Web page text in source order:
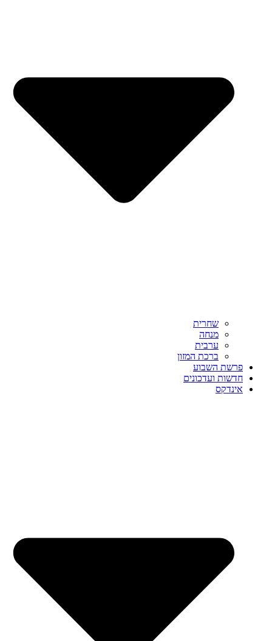
שחרית
מנחה
ערבית
ברכת המזון
פרשת השבוע
חדשות ועדכונים
אינדקס